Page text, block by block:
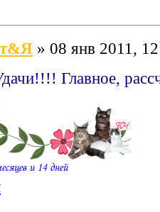
» 08 янв 2011,
Главное,